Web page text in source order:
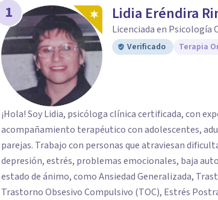
1 Lidia Eréndira
Licenciada en Psicología
Verificado Terapia
¡Hola! Soy Lidia, psicóloga clínica certificada, con
acompañamiento terapéutico con adolescentes,
parejas. Trabajo con personas que atraviesan
depresión, estrés, problemas emocionales, baja
estado de ánimo, como Ansiedad Generalizada,
Trastorno Obsesivo Compulsivo (TOC), Estrés